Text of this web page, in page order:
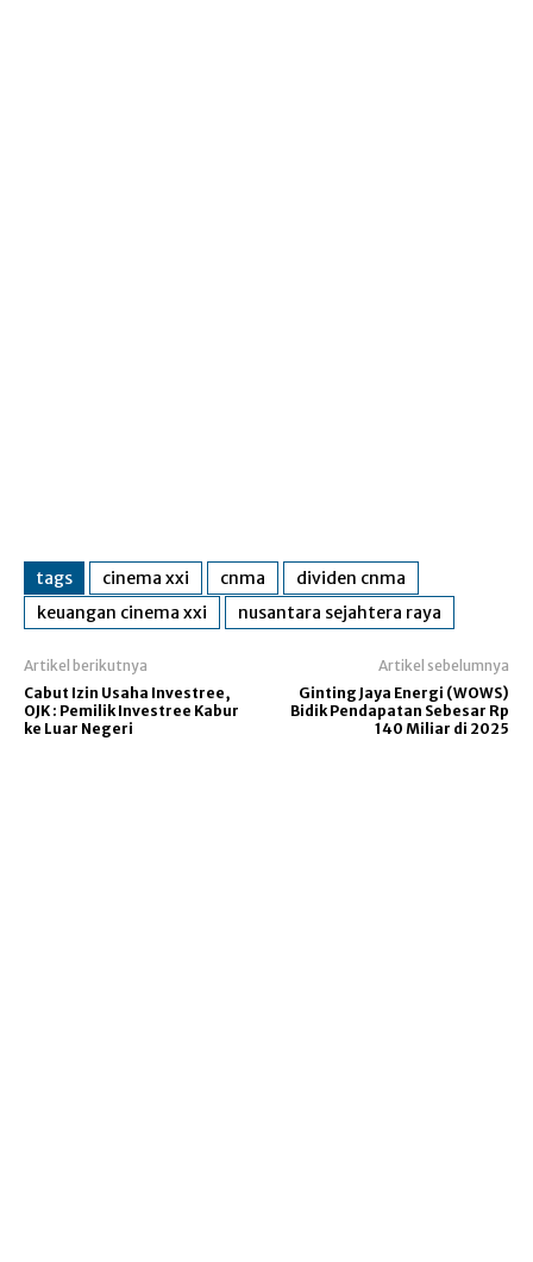
tags cinema xxi cnma
dividen cnma
keuangan cinema xxi
nusantara sejahtera raya
Artikel berikutnya
Cabut Izin Usaha Investree,
OJK : Pemilik Investree Kabur
ke Luar Negeri
Artikel sebelumnya
Ginting Jaya Energi (WOWS)
Bidik Pendapatan Sebesar Rp
140 Miliar di 2025